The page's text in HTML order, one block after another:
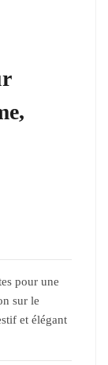
pour une
sur le
et élégant